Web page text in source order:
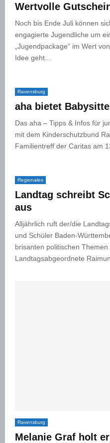
Wertvolle
Noch bis Ende Juli können
engagierte Jugendliche um
„Jugendpackage“ im Wert
Idee geht...
Ravensburg
aha bietet
Das aha – Tipps & Infos für
mit dem Kinderschutzbund
Familientreff der Caritas am
Regionales
Landtag schreibt
aus
Alljährlich ruft der/die
und Schüler Baden-
brisanten politischen
Landtagsabgeordnete
Ravensburg
Melanie Graf holt